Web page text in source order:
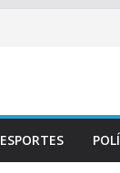
ESPORTES